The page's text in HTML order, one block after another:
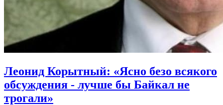
Леонид Корытный: «Ясно безо всякого
обсуждения - лучше бы Байкал не
трогали»